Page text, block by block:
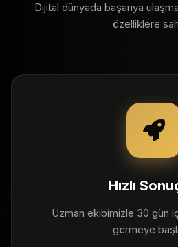
Dijital dünyada başarıya
özelliklere
Hızlı
Uzman ekibimizle 30 gün
görmeye